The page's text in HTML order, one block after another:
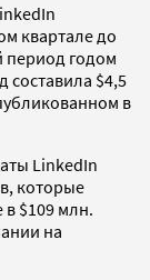
квартале до
период годом
составила $4,5
в
LinkedIn
которые
$109 млн.
на